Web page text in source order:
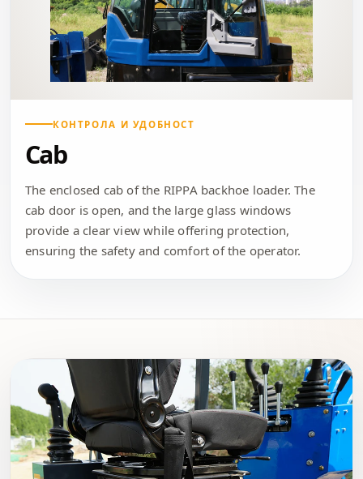
КОНТРОЛА И УДОБНОСТ
Cab
The enclosed cab of the RIPPA backhoe loader. The
cab door is open, and the large glass windows
provide a clear view while offering protection,
ensuring the safety and comfort of the operator.